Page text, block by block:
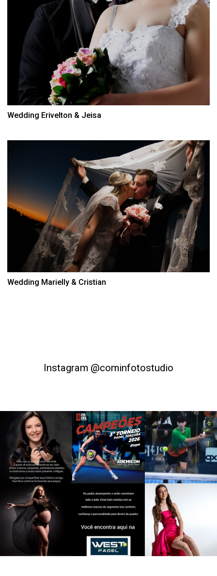
Wedding Erivelton & Jeisa
Wedding Marielly & Cristian
Instagram @cominfotostudio